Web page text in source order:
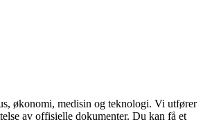
økonomi, medisin og teknologi. Vi utfører
av offisielle dokumenter. Du kan få et